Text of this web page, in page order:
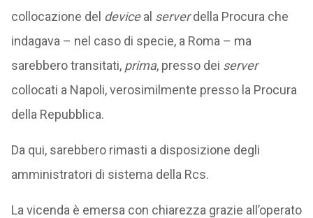
collocazione del deviceal serverdella Procura che
indagava – nel caso di specie, a Roma – ma
sarebbero transitati, prima, presso dei server
collocati a Napoli, verosimilmente presso la Procura
della Repubblica.
Da qui, sarebbero rimasti a disposizione degli
amministratori di sistema della Rcs.
La vicenda è emersa con chiarezza grazie all’operato